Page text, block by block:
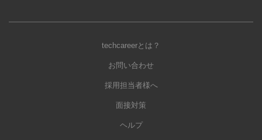
techcareerとは？
お問い合わせ
採用担当者様へ
面接対策
ヘルプ